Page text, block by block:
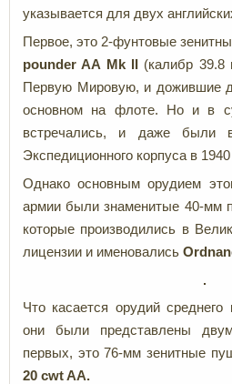
указывается для двух
Первое, это 2-фунтовые
pounderAA Mk II (калибр
Первую Мировую, и дожившие
основном на флоте. Но и в
встречались, и даже были в
Экспедиционного корпуса в 1940
Однако основным орудием
армии были знаменитые 40-мм
которые производились в
лицензии и именовались
Что касается орудий
они были представлены
первых, это 76-мм зенитные
20 cwt AA.